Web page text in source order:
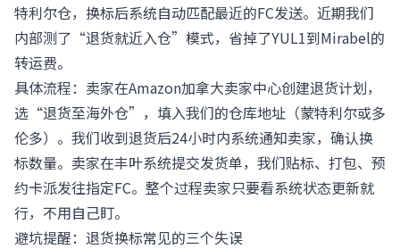
特利尔仓，换标后系统自动匹配最近的FC发送。近期我们
内部测了“退货就近入仓”模式，省掉了YUL1到Mirabel的
转运费。
具体流程：卖家在Amazon加拿大卖家中心创建退货计划，
选“退货至海外仓”，填入我们的仓库地址（蒙特利尔或多
伦多）。我们收到退货后24小时内系统通知卖家，确认换
标数量。卖家在丰叶系统提交发货单，我们贴标、打包、预
约卡派发往指定FC。整个过程卖家只要看系统状态更新就
行，不用自己盯。
避坑提醒：退货换标常见的三个失误